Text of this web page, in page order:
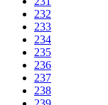
232
233
234
235
236
237
238